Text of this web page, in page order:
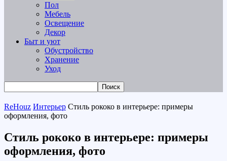
Пол
Мебель
Освещение
Декор
Быт и уют
Обустройство
Хранение
Уход
ReHouz Интерьер Стиль рококо в интерьере: примеры
оформления, фото
Стиль рококо в интерьере: примеры
оформления, фото